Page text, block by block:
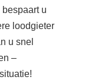
u
loodgieter
u snel
–